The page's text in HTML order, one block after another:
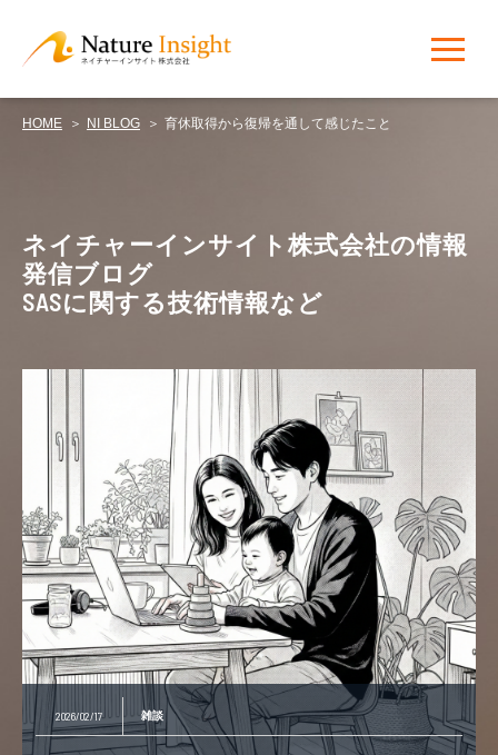
HOME NI BLOG 育休取得から復帰を通して感じたこと
ネイチャーインサイト株式会社の情報
発信ブログ
SASに関する技術情報など
2026/02/17 雑談